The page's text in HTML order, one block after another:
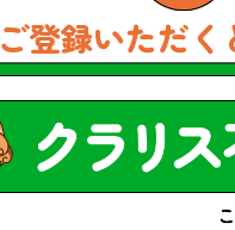
ご登録いただく